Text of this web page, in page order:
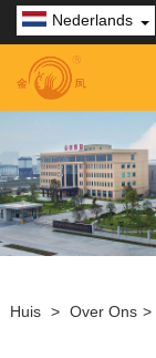
Nederlands
Huis > Over Ons >